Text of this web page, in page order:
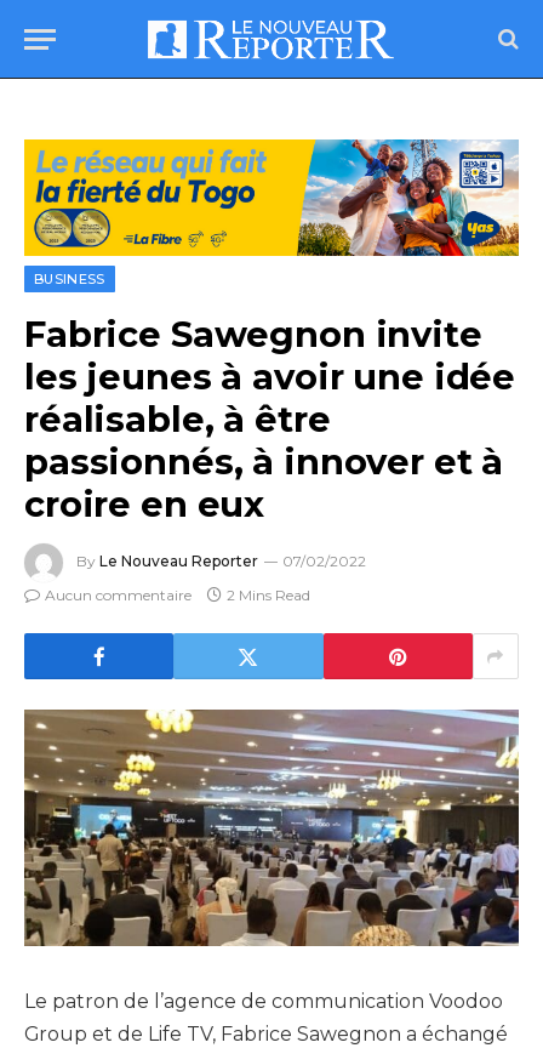
BUSINESS
Fabrice Sawegnon invite
les jeunes à avoir une idée
réalisable, à être
passionnés, à innover et à
croire en eux
By Le Nouveau Reporter
07/02/2022
Aucun commentaire
2 Mins Read
Le patron de l’agence de communication Voodoo
Group et de Life TV, Fabrice Sawegnon a échangé